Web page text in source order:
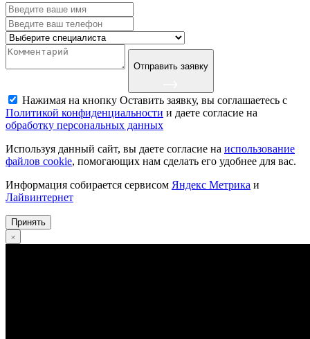
Отправить заявку
Нажимая на кнопку Оставить заявку, вы соглашаетесь с
Политикой конфиденциальности и даете согласие на
обработку персональных данных
Используя данный сайт, вы даете согласие на использование
файлов cookie, помогающих нам сделать его удобнее для вас.
Информация собирается сервисом Яндекс Метрика и
Лайвинтернет
Принять